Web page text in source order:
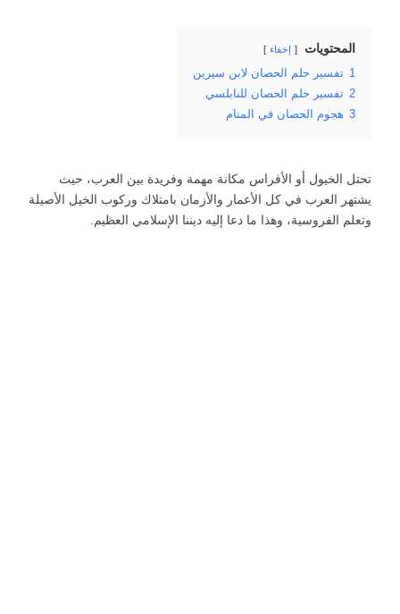
المحتويات إخفاء
1 تفسير حلم الحصان لابن سيرين
2 تفسير حلم الحصان للنابلسي
3 هجوم الحصان في المنام
تحتل الخيول أو الأفراس مكانة مهمة وفريدة بين العرب، حيث
يشتهر العرب في كل الأعمار والأزمان بامتلاك وركوب الخيل الأصيلة
وتعلم الفروسية، وهذا ما دعا إليه ديننا الإسلامي العظيم.